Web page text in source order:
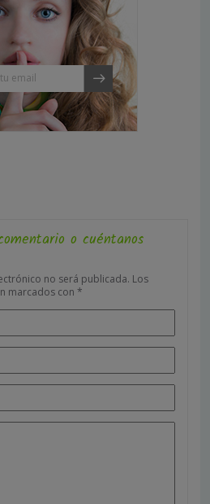
o cuéntanos
no será publicada. Los
marcados con *